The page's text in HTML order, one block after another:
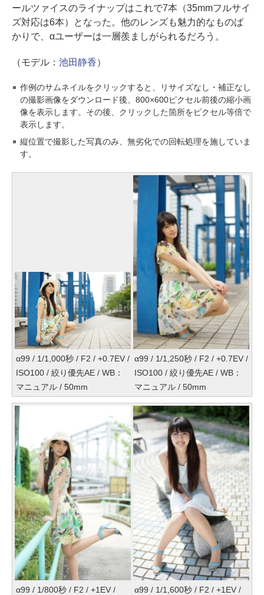
ールツァイスのライナップはこれで7本（35mmフルサイ
ズ対応は6本）となった。他のレンズも魅力的なものば
かりで、αユーザーは一層羨ましがられるだろう。
（モデル： 池田静香）
作例のサムネイルをクリックすると、リサイズなし・補正なし
の撮影画像をダウンロード後、800×600ピクセル前後の縮小画
像を表示します。その後、クリックした箇所をピクセル等倍で
表示します。
縦位置で撮影した写真のみ、無劣化での回転処理を施していま
す。
α99 / 1/1,000秒 / F2 / +0.7EV /
ISO100 / 絞り優先AE / WB：
マニュアル / 50mm
α99 / 1/1,250秒 / F2 / +0.7EV /
ISO100 / 絞り優先AE / WB：
マニュアル / 50mm
α99 / 1/800秒 / F2 / +1EV /
α99 / 1/1,600秒 / F2 / +1EV /